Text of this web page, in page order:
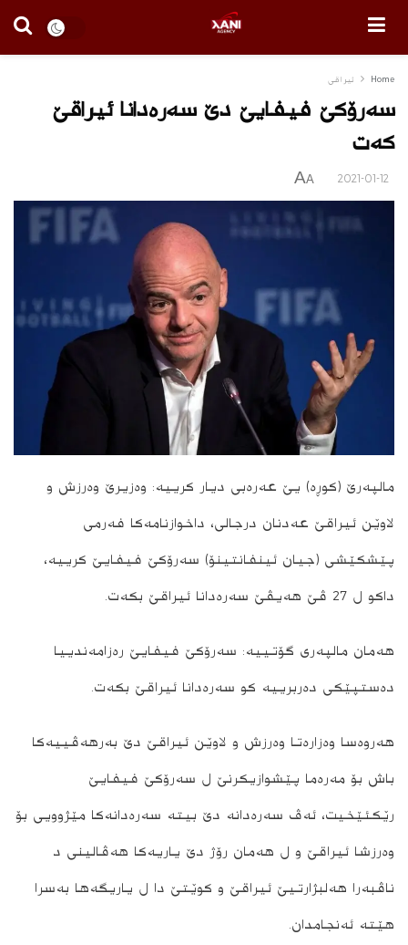
Home ئیراقی
سه‌رۆكێ فیفایێ دێ سه‌ره‌دانا ئیراقێ
كه‌ت
2021-01-12
A
A
مالپه‌رێ (كوڕه)‌ یێ عه‌ره‌بی دیار كرییه‌‌: وه‌زیرێ وه‌رزش و
لاوێن ئیراقێ عه‌دنان درجالی، داخوازنامه‌‌كا فه‌رمی
پێشكێشى (جیان ئینفانتینۆ) سه‌رۆكێ فیفایێ كرییه،
داكو‌ ل 27 ڤێ هه‌یڤێ سه‌ره‌دانا ئیراقێ بكه‌ت.
هه‌مان مالپه‌رى گۆتییه‌: سه‌رۆكێ فیفایێ ره‌زا‌مه‌ندییا
ده‌ستپێكى ده‌ربرییه‌ كو سه‌ره‌دانا ئیراقێ بكه‌ت.
هه‌روه‌سا وه‌زاره‌تا وه‌رزش و لاوێن ئیراقێ دێ به‌رهه‌ڤییه‌كا
باش بۆ مه‌ره‌ما پێشوازیكرنێ ل سه‌رۆكێ فیفایێ
رێكئێخیت، ئه‌ڤ سه‌ره‌دانه‌ دێ بیته‌ سه‌ره‌دانه‌كا مێژوویى بۆ
وه‌رزشا ئیراقێ و ل هه‌مان رۆژ دێ یاریه‌كا هه‌ڤالینی د
ناڤبه‌را هه‌لبژارتیێ ئیراقێ و كوێتێ دا ل یاریگه‌ها به‌سرا
هێته‌ ئه‌نجامدان.